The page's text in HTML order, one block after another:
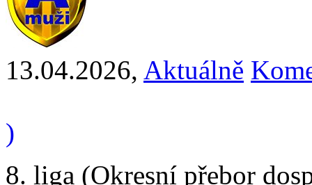
13.04.2026, Aktuálně
)
8. liga (Okresní přebor